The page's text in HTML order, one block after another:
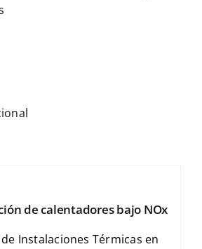
de calentadores bajo NOx
Instalaciones Térmicas en